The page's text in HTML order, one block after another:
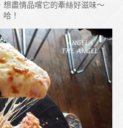
盡情品嚐它的牽絲好滋味～
哈！